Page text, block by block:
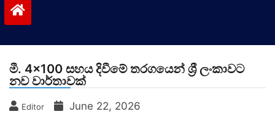
මී. 4×100 සහය දිවීමේ තරගයෙන් ශ්‍රී ලංකාවට
නව වාර්තාවක්
Editor June 22, 2026